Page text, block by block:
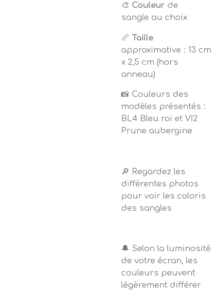
🎨 Couleur de
sangle au choix
📏 Taille
approximative : 13 cm
x 2,5 cm (hors
anneau)
📸 Couleurs des
modèles présentés :
BL4 Bleu roi et VI2
Prune aubergine
🔎 Regardez les
différentes photos
pour voir les coloris
des sangles
🔔 Selon la luminosité
de votre écran, les
couleurs peuvent
légèrement différer